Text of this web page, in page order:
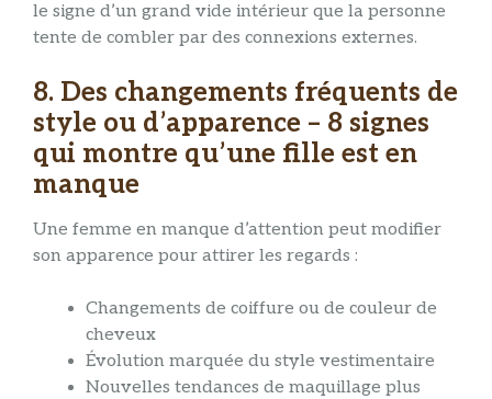
le signe d’un grand vide intérieur que la personne
tente de combler par des connexions externes.
8. Des changements fréquents de
style ou d’apparence – 8 signes
qui montre qu’une fille est en
manque
Une femme en manque d’attention peut modifier
son apparence pour attirer les regards :
Changements de coiffure ou de couleur de
cheveux
Évolution marquée du style vestimentaire
Nouvelles tendances de maquillage plus